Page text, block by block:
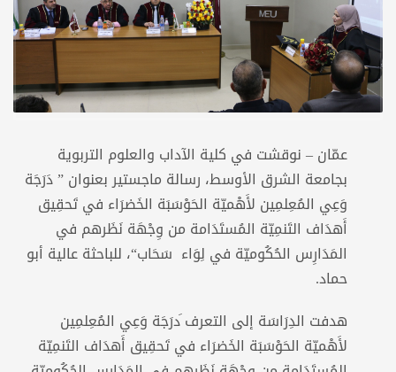
عمّان – نوقشت في كلية الآداب والعلوم التربوية
بجامعة الشرق الأوسط، رسالة ماجستير بعنوان ” دَرَجَة
وَعِي المُعِلمِين لأَهْميّة الحَوْسَبَة الخَضرَاء في تَحقِيق
أَهدَاف التَنمِيّة المُستَدَامة من وِجْهَة نَظَرهم في
المَدَارِس الحُكُوميّة في لِوَاء سَحَاب“، للباحثة عالية أبو
حماد.
هدفت الدِرَاسَة إلى التعرف َدرَجَة وَعِي المُعِلمِين
لأَهْميّة الحَوْسَبَة الخَضرَاء في تَحقِيق أَهدَاف التَنمِيّة